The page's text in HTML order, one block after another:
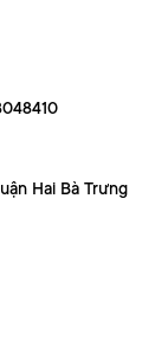
Hai Bà Trưng